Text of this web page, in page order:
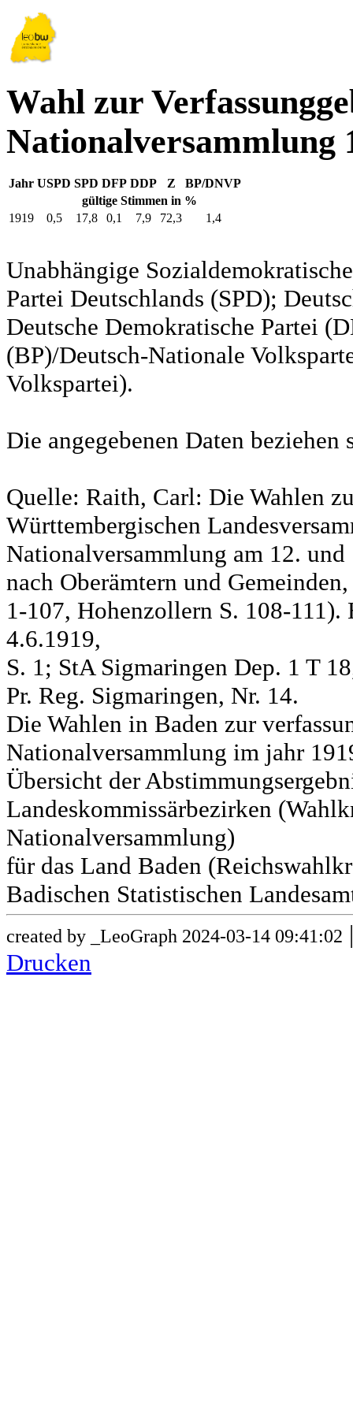
Wahl zur
Nationalversammlung
Jahr USPD SPD DFP DDP Z
BP/DNVP
gültige Stimmen in %
1919
0,5 17,8 0,1 7,9 72,3 1,4
Unabhängige
Partei Deutschlands (SPD);
Deutsche Demokratische Partei
(BP)/Deutsch-Nationale
Volkspartei).
Die angegebenen Daten
Quelle: Raith, Carl: Die Wahlen
Württembergischen
Nationalversammlung am 12. und
nach Oberämtern und
1-107, Hohenzollern S. 108-
4.6.1919,
S. 1; StA Sigmaringen Dep. 1 T
Pr. Reg. Sigmaringen, Nr. 14.
Die Wahlen in Baden zur
Nationalversammlung im jahr
Übersicht der
Landeskommissärbezirken
Nationalversammlung)
für das Land Baden
Badischen Statistischen
created by _LeoGraph 2024-03-14 09:41:02
Drucken